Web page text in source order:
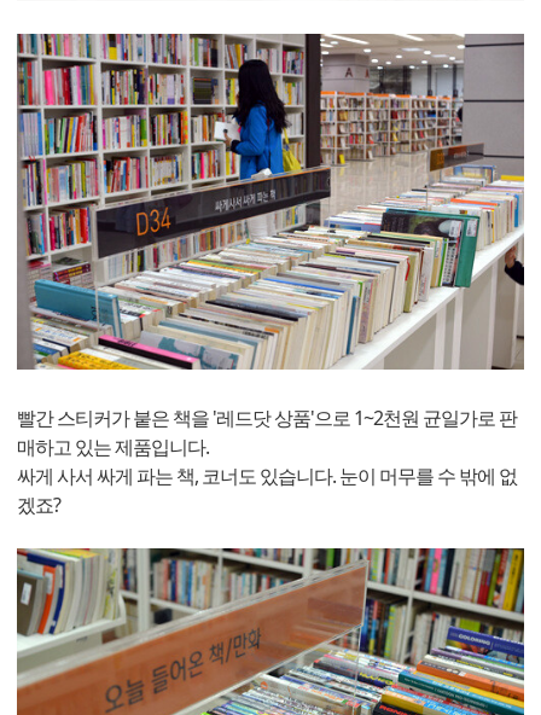
빨간 스티커가 붙은 책을 '레드닷 상품'으로 1~2천원 균일가로 판
매하고 있는 제품입니다.
싸게 사서 싸게 파는 책, 코너도 있습니다. 눈이 머무를 수 밖에 없
겠죠?